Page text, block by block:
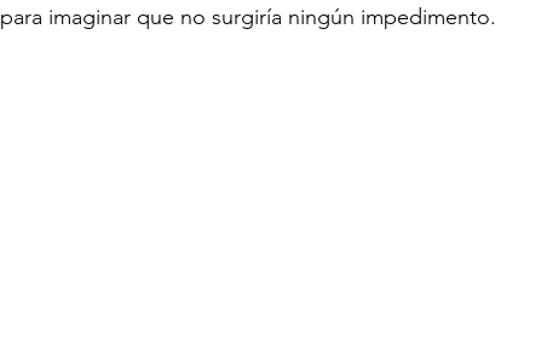
para imaginar que no surgiría ningún impedimento.